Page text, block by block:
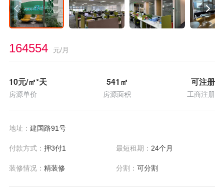
164554 元/月
10元/㎡*天
房源单价
541 ㎡
房源面积
可注册
工商注册
地址： 建国路91号
付款方式： 押3付1 最短租期： 24个月
装修情况： 精装修 分割：可分割